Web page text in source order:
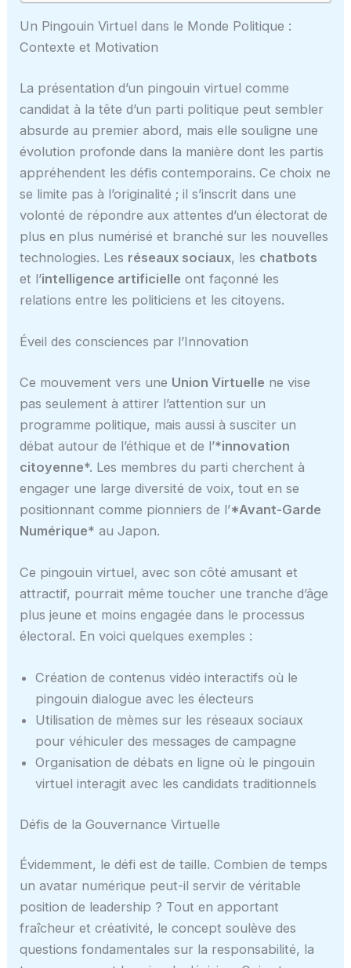
Un Pingouin Virtuel dans le Monde Politique :
Contexte et Motivation
La présentation d’un pingouin virtuel comme
candidat à la tête d’un parti politique peut sembler
absurde au premier abord, mais elle souligne une
évolution profonde dans la manière dont les partis
appréhendent les défis contemporains. Ce choix ne
se limite pas à l’originalité ; il s’inscrit dans une
volonté de répondre aux attentes d’un électorat de
plus en plus numérisé et branché sur les nouvelles
technologies. Les réseaux sociaux, les chatbots
et l’intelligence artificielle ont façonné les
relations entre les politiciens et les citoyens.
Éveil des consciences par l’Innovation
Ce mouvement vers une Union Virtuelle ne vise
pas seulement à attirer l’attention sur un
programme politique, mais aussi à susciter un
débat autour de l’éthique et de l’*innovation
citoyenne*. Les membres du parti cherchent à
engager une large diversité de voix, tout en se
positionnant comme pionniers de l’*Avant-Garde
Numérique* au Japon.
Ce pingouin virtuel, avec son côté amusant et
attractif, pourrait même toucher une tranche d’âge
plus jeune et moins engagée dans le processus
électoral. En voici quelques exemples :
Création de contenus vidéo interactifs où le
pingouin dialogue avec les électeurs
Utilisation de mèmes sur les réseaux sociaux
pour véhiculer des messages de campagne
Organisation de débats en ligne où le pingouin
virtuel interagit avec les candidats traditionnels
Défis de la Gouvernance Virtuelle
Évidemment, le défi est de taille. Combien de temps
un avatar numérique peut-il servir de véritable
position de leadership ? Tout en apportant
fraîcheur et créativité, le concept soulève des
questions fondamentales sur la responsabilité, la